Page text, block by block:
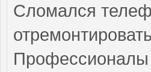
Сломался
Профессионалы